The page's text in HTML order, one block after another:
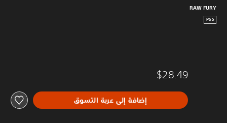
RAW FURY
PS5
$28.49
إضافة إلى عربة التسوق